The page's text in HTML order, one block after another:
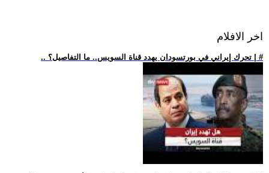
اخر الافلام
.. تحرك إيراني في بورتسودان يهدد قناة السويس.. ما التفاصيل؟ | #